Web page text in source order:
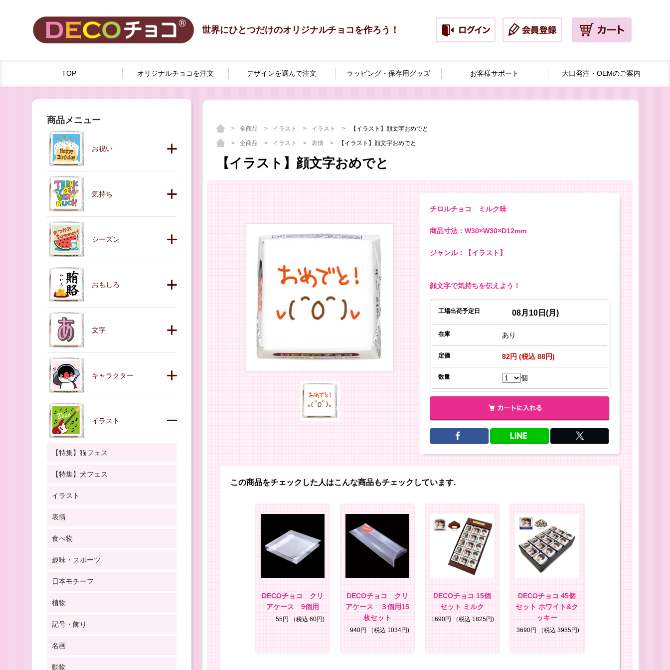
世界にひとつだけのオリジナルチョコを作ろう！
TOP オリジナルチョコを注文 デザインを選んで注文 ラッピング・ 保存用グッズ お客様サポート 大口発注・ OEMのご案内
全商品 イラスト イラスト 【イラスト】顔文字おめでと
全商品 イラスト 表情 【イラスト】顔文字おめでと
【イラスト】顔文字おめでと
チロルチョコ ミルク味
商品寸法：W30×W30×D12mm
ジャンル：【イラスト】
顔文字で気持ちを伝えよう！
工場出荷予定日 08月10日(月)
在庫 あり
定価 82円 (税込 88円)
数量 個
この商品をチェックした人はこんな商品もチェックしています.
DECOチョコ クリ
アケース 9個用
55円 （税込 60円)
DECOチョコ クリ
アケース ３個用15
枚セット
940円 （税込 1034円)
DECOチョコ 15個
セット ミルク
1690円 （税込 1825円)
DECOチョコ 45個
セット ホワイト&ク
ッキー
3690円 （税込 3985円)
商品メニュー
お祝い
気持ち
シーズン
おもしろ
文字
キャラクター
イラスト
【特集】猫フェス
【特集】犬フェス
イラスト
表情
食べ物
趣味・スポーツ
日本モチーフ
植物
記号・飾り
名画
動物